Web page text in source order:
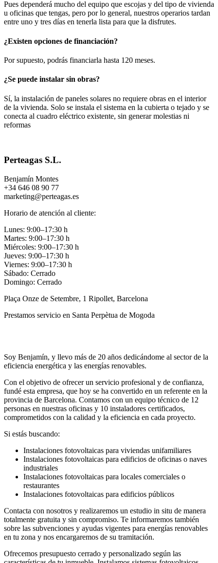
Pues dependerá mucho del equipo que escojas y del tipo de vivienda
u oficinas que tengas, pero por lo general, nuestros operarios tardan
entre uno y tres días en tenerla lista para que la disfrutes.
¿Existen opciones de financiación?
Por supuesto, podrás financiarla hasta 120 meses.
¿Se puede instalar sin obras?
Sí, la instalación de paneles solares no requiere obras en el interior
de la vivienda. Solo se instala el sistema en la cubierta o tejado y se
conecta al cuadro eléctrico existente, sin generar molestias ni
reformas
Perteagas S.L.
Benjamín Montes
+34 646 08 90 77
marketing@perteagas.es
Horario de atención al cliente:
Lunes: 9:00–17:30 h
Martes: 9:00–17:30 h
Miércoles: 9:00–17:30 h
Jueves: 9:00–17:30 h
Viernes: 9:00–17:30 h
Sábado: Cerrado
Domingo: Cerrado
Plaça Onze de Setembre, 1 Ripollet, Barcelona
Prestamos servicio en Santa Perpètua de Mogoda
Soy Benjamín, y llevo más de 20 años dedicándome al sector de la
eficiencia energética y las energías renovables.
Con el objetivo de ofrecer un servicio profesional y de confianza,
fundé esta empresa, que hoy se ha convertido en un referente en la
provincia de Barcelona. Contamos con un equipo técnico de 12
personas en nuestras oficinas y 10 instaladores certificados,
comprometidos con la calidad y la eficiencia en cada proyecto.
Si estás buscando:
Instalaciones fotovoltaicas para viviendas unifamiliares
Instalaciones fotovoltaicas para edificios de oficinas o naves
industriales
Instalaciones fotovoltaicas para locales comerciales o
restaurantes
Instalaciones fotovoltaicas para edificios públicos
Contacta con nosotros y realizaremos un estudio in situ de manera
totalmente gratuita y sin compromiso. Te informaremos también
sobre las subvenciones y ayudas vigentes para energías renovables
en tu zona y nos encargaremos de su tramitación.
Ofrecemos presupuesto cerrado y personalizado según las